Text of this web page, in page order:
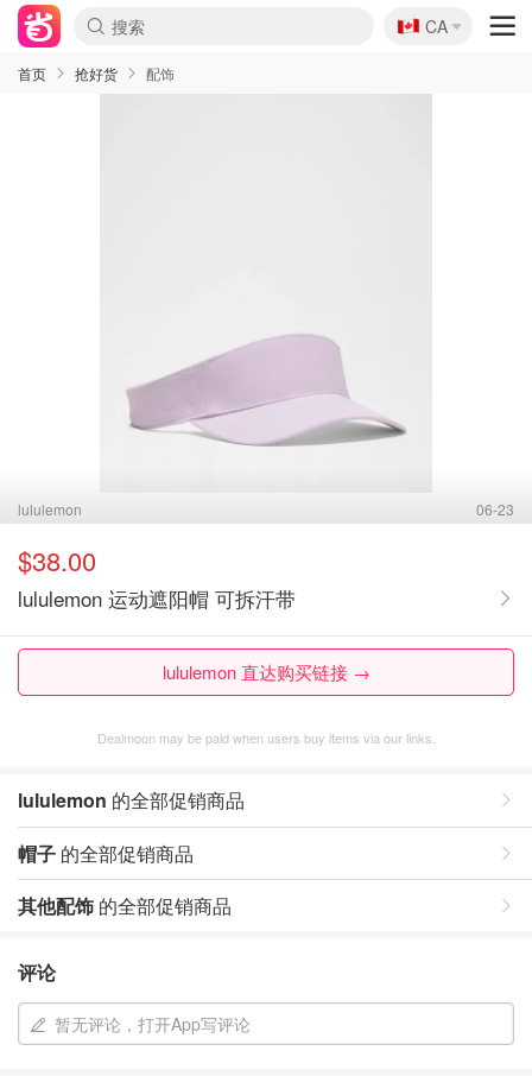
🇨🇦
CA
首页 抢好货 配饰
lululemon 06-23
$38.00
lululemon 运动遮阳帽 可拆汗带
lululemon 直达购买链接 →
Dealmoon may be paid when users buy items via our links.
lululemon 的全部促销商品
帽子 的全部促销商品
其他配饰 的全部促销商品
评论
暂无评论，打开App写评论